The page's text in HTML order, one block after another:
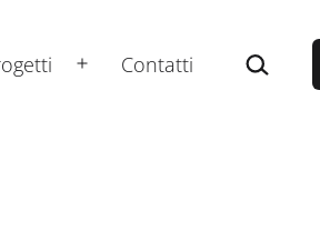
Apri
Contatti Cerca…